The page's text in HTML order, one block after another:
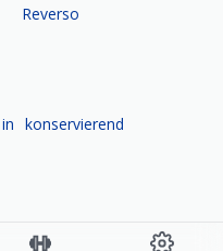
Reverso
in konservierend